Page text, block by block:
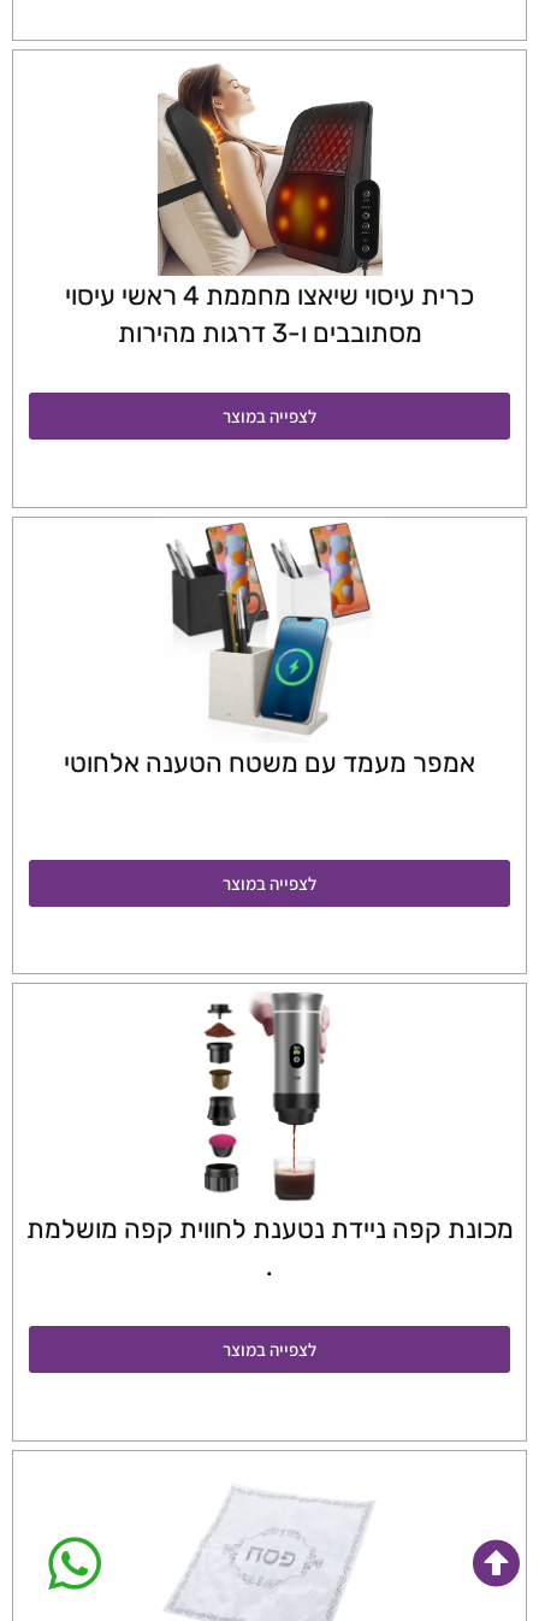
כרית עיסוי שיאצו מחממת 4 ראשי עיסוי
מסתובבים ו-3 דרגות מהירות
לצפייה במוצר
אמפר מעמד עם משטח הטענה אלחוטי
לצפייה במוצר
מכונת קפה ניידת נטענת לחווית קפה מושלמת
.
לצפייה במוצר